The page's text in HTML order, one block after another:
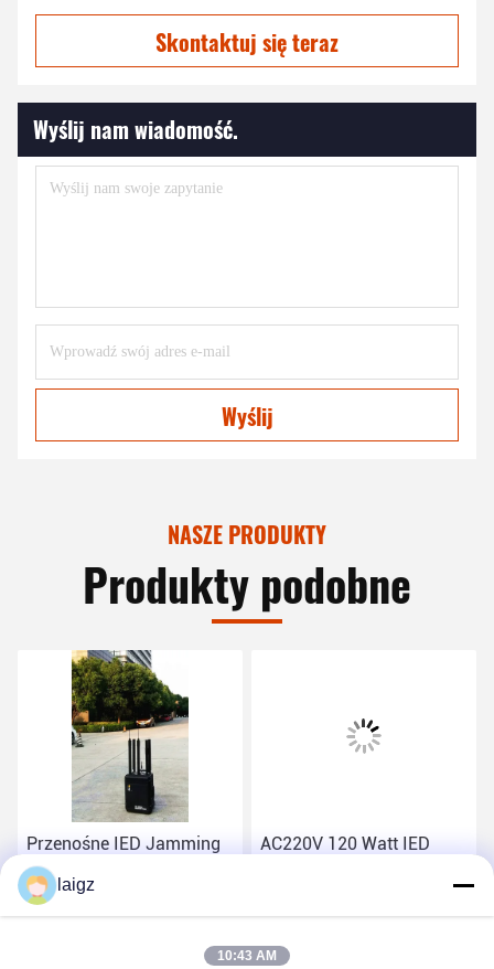
Skontaktuj się teraz
Wyślij nam wiadomość.
Wyślij
NASZE PRODUKTY
Produkty podobne
Przenośne IED Jamming
Systems Częstotliwość
robocza 20 MHz-6GHz z
paskiem Walkie Talkie
AC220V 120 Watt IED
dla antyterroryzmu
laigz
10:43 AM